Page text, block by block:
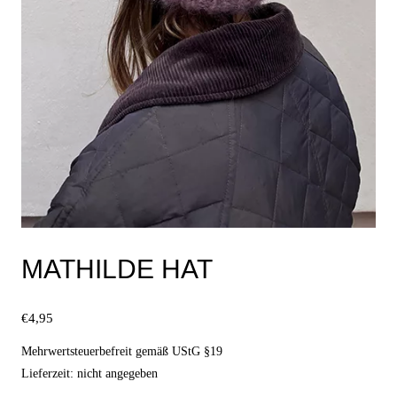
MATHILDE HAT
€4,95
Mehrwertsteuerbefreit gemäß UStG §19
Lieferzeit: nicht angegeben